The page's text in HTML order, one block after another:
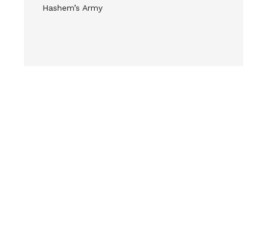
Hashem’s Army